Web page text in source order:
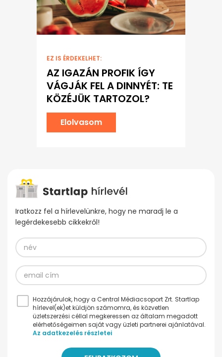
EZ IS ÉRDEKELHET:
AZ IGAZÁN PROFIK ÍGY
VÁGJÁK FEL A DINNYÉT: TE
KÖZÉJÜK TARTOZOL?
Elolvasom
Iratkozz fel a hírlevelünkre, hogy ne maradj le a
legérdekesebb cikkekről!
Hozzájárulok, hogy a Central Médiacsoport Zrt. Startlap
hírlevel(ek)et küldjön számomra, és közvetlen
üzletszerzési céllal megkeressen az általam megadott
elérhetőségeimen saját vagy üzleti partnerei ajánlatával.
Az adatkezelés részletei